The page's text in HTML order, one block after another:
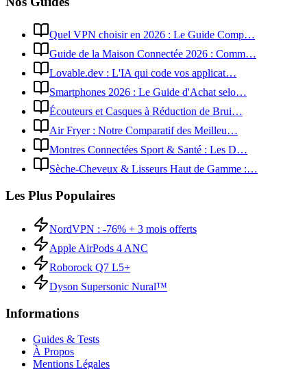
Quel VPN choisir en 2026 : Le Guide Comp…
Guide de la Maison Connectée 2026 : Comm…
Lovable.dev : L'IA qui code vos applicat…
Smartphones 2026 : Le Guide d'Achat selo…
Écouteurs et Casques à Réduction de Brui…
Air Fryer : Notre Comparatif des Meilleu…
Montres Connectées Sport & Santé : Les D…
Sèche-Cheveux & Lisseurs Haut de Gamme :…
Les Plus Populaires
NordVPN : -76% + 3 mois offerts
Apple AirPods 4 ANC
Roborock Q7 L5+
Dyson Supersonic Nural™
Informations
Guides & Tests
À Propos
Mentions Légales